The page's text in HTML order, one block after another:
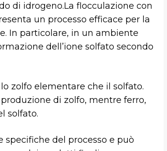
di idrogeno.La flocculazione con
un processo efficace per la
In particolare, in un ambiente
dell’ione solfato secondo
zolfo elementare che il solfato.
di zolfo, mentre ferro,
solfato.
del processo e può